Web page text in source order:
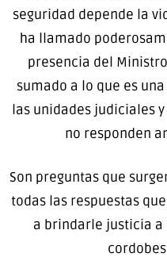
seguridad depende la
ha llamado
presencia del
sumado a lo que es
las unidades judiciales
no responden
Son preguntas que
todas las respuestas
a brindarle justicia